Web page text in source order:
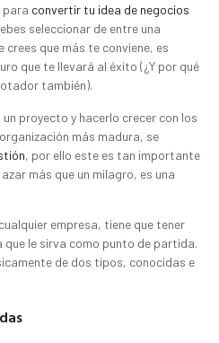
para convertir tu idea de negocios
seleccionar de entre una
que más te conviene, es
que te llevará al éxito (¿Y por qué
también).
proyecto y hacerlo crecer con los
más madura, se
, por ello este es tan importante
más que un milagro, es una
empresa, tiene que tener
le sirva como punto de partida.
de dos tipos, conocidas e